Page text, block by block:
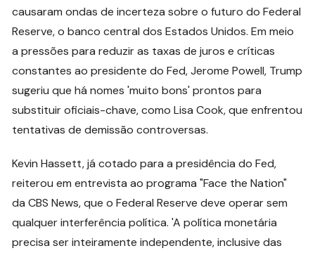
causaram ondas de incerteza sobre o futuro do Federal
Reserve, o banco central dos Estados Unidos. Em meio
a pressões para reduzir as taxas de juros e críticas
constantes ao presidente do Fed, Jerome Powell, Trump
sugeriu que há nomes 'muito bons' prontos para
substituir oficiais-chave, como Lisa Cook, que enfrentou
tentativas de demissão controversas.
Kevin Hassett, já cotado para a presidência do Fed,
reiterou em entrevista ao programa "Face the Nation"
da CBS News, que o Federal Reserve deve operar sem
qualquer interferência política. 'A política monetária
precisa ser inteiramente independente, inclusive das